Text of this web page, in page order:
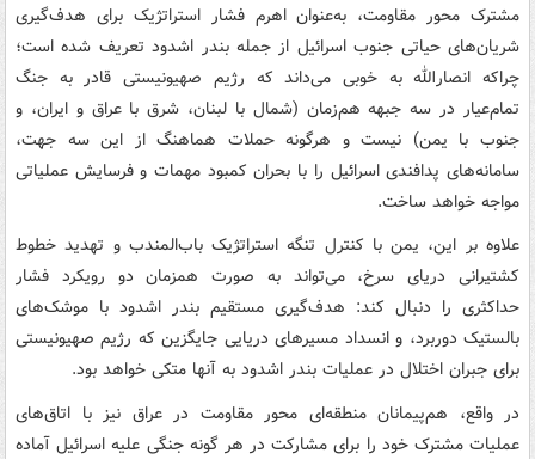
مشترک محور مقاومت، به‌عنوان اهرم فشار استراتژیک برای هدف‌گیری
شریان‌های حیاتی جنوب اسرائیل از جمله بندر اشدود تعریف شده است؛
چراکه انصارالله به خوبی می‌داند که رژیم صهیونیستی قادر به جنگ
تمام‌عیار در سه جبهه هم‌زمان (شمال با لبنان، شرق با عراق و ایران، و
جنوب با یمن) نیست و هرگونه حملات هماهنگ از این سه جهت،
سامانه‌های پدافندی اسرائیل را با بحران کمبود مهمات و فرسایش عملیاتی
مواجه خواهد ساخت.
علاوه بر این، یمن با کنترل تنگه استراتژیک باب‌المندب و تهدید خطوط
کشتیرانی دریای سرخ، می‌تواند به صورت همزمان دو رویکرد فشار
حداکثری را دنبال کند: هدف‌گیری مستقیم بندر اشدود با موشک‌های
بالستیک دوربرد، و انسداد مسیرهای دریایی جایگزین که رژیم صهیونیستی
برای جبران اختلال در عملیات بندر اشدود به آنها متکی خواهد بود.
در واقع، هم‌پیمانان منطقه‌ای محور مقاومت در عراق نیز با اتاق‌های
عملیات مشترک خود را برای مشارکت در هر گونه جنگی علیه اسرائیل آماده